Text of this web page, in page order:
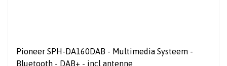
Pioneer SPH-DA160DAB - Multimedia Systeem -
Bluetooth - DAB+ - incl antenne